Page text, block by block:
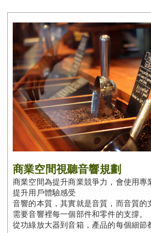
商業空間視聽音響規劃
商業空間為提升商業競爭力，會使用專
提升用戶體驗感受
音響的本質，其實就是音質，而音質的
需要音響裡每一個部件和零件的支撐。
從功綠放大器到音箱，產品的每個細節